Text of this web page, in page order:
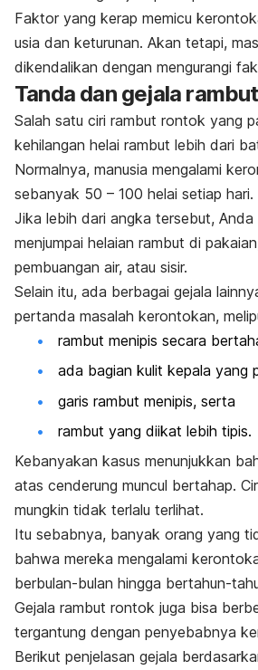
Faktor yang kerap memicu
usia dan keturunan. Akan tetapi,
dikendalikan dengan mengurangi
Tanda dan gejala
Salah satu ciri rambut rontok yang
kehilangan helai rambut lebih dari
Normalnya, manusia mengalami
sebanyak 50 – 100 helai setiap hari.
Jika lebih dari angka tersebut, Anda
menjumpai helaian rambut di
pembuangan air, atau sisir.
Selain itu, ada berbagai gejala
pertanda masalah kerontokan,
rambut menipis secara
ada bagian kulit kepala yang
garis rambut menipis, serta
rambut yang diikat lebih tipis.
Kebanyakan kasus menunjukkan
atas cenderung muncul bertahap.
mungkin tidak terlalu terlihat.
Itu sebabnya, banyak orang yang
bahwa mereka mengalami
berbulan-bulan hingga bertahun-
Gejala rambut rontok juga bisa
tergantung dengan penyebabnya
Berikut penjelasan gejala